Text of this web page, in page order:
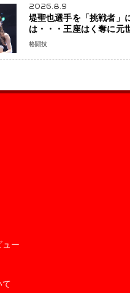
2026.8.9
堤聖也選手を「挑戦者」
は・・・王座はく奪に元
問符 見たいのは井上拓
格闘技
ュー
て